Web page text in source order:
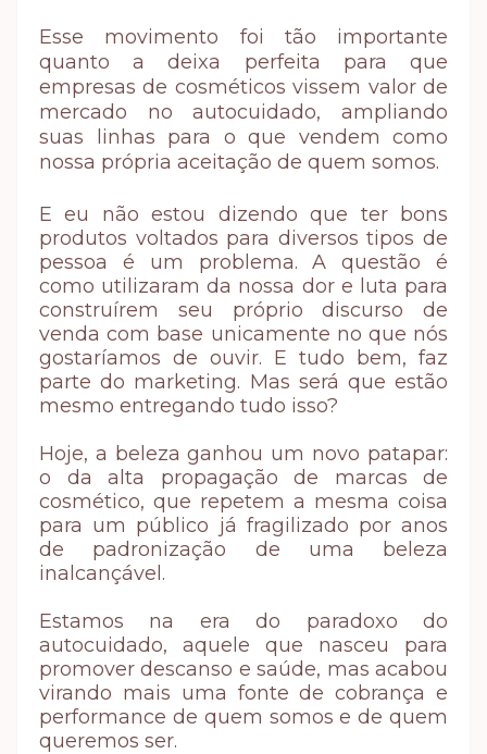
Esse movimento foi tão importante
quanto a deixa perfeita para que
empresas de cosméticos vissem valor de
mercado no autocuidado, ampliando
suas linhas para o que vendem como
nossa própria aceitação de quem somos.
E eu não estou dizendo que ter bons
produtos voltados para diversos tipos de
pessoa é um problema. A questão é
como utilizaram da nossa dor e luta para
construírem seu próprio discurso de
venda com base unicamente no que nós
gostaríamos de ouvir. E tudo bem, faz
parte do marketing. Mas será que estão
mesmo entregando tudo isso?
Hoje, a beleza ganhou um novo patapar:
o da alta propagação de marcas de
cosmético, que repetem a mesma coisa
para um público já fragilizado por anos
de padronização de uma beleza
inalcançável.
Estamos na era do paradoxo do
autocuidado, aquele que nasceu para
promover descanso e saúde, mas acabou
virando mais uma fonte de cobrança e
performance de quem somos e de quem
queremos ser.